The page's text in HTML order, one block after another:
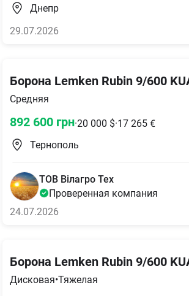
Днепр
29.07.2026
Борона Lemken Rubin 9/600
Средняя
892 600 грн·20 000 $·17 265 €
Тернополь
ТОВ Вілагро Тех
Проверенная компания
24.07.2026
Борона Lemken Rubin 9/600
Дисковая•Тяжелая